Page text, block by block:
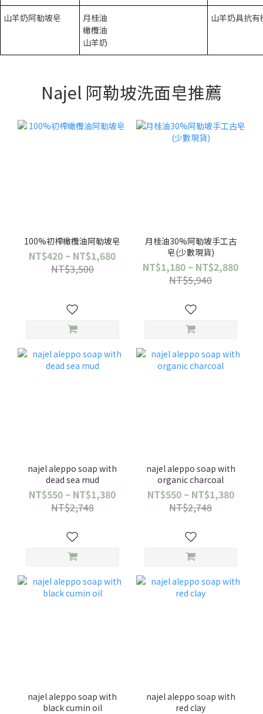
山羊奶阿勒坡皂
月桂油
橄欖油
山羊奶
山羊奶具抗
Najel 阿勒坡洗面皂推薦
100%初榨橄欖油阿勒坡皂
NT$420 ~ NT$1,680
NT$3,500
月桂油30%阿勒坡手工古
皂(少數現貨)
NT$1,180 ~ NT$2,880
NT$5,940
najel aleppo soap with
dead sea mud
NT$550 ~ NT$1,380
NT$2,748
najel aleppo soap with
organic charcoal
NT$550 ~ NT$1,380
NT$2,748
najel aleppo soap with
black cumin oil
najel aleppo soap with
red clay